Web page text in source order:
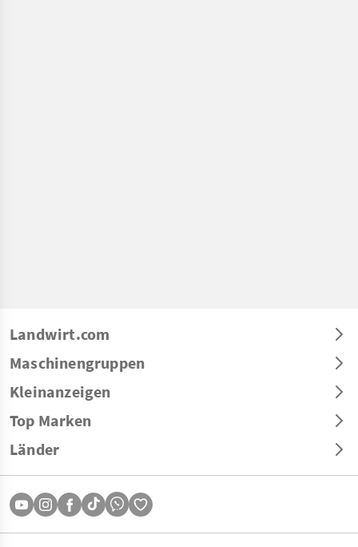
Landwirt.com
Maschinengruppen
Kleinanzeigen
Top Marken
Länder